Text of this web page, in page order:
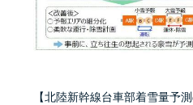
【北陸新幹線台車部着雪量予